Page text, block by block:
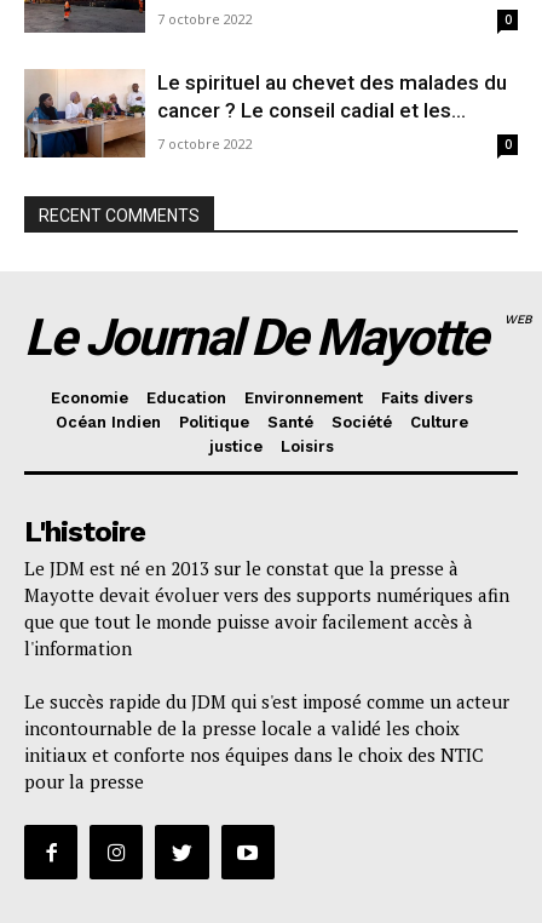
7 octobre 2022 0
Le spirituel au chevet des malades du
cancer ? Le conseil cadial et les...
7 octobre 2022 0
RECENT COMMENTS
Le Journal De Mayotte WEB
Economie Education Environnement
Faits divers
Océan Indien
Politique Santé Société
Culture
justice
Loisirs
L'histoire
Le JDM est né en 2013 sur le constat que la presse à
Mayotte devait évoluer vers des supports numériques afin
que que tout le monde puisse avoir facilement accès à
l'information
Le succès rapide du JDM qui s'est imposé comme un acteur
incontournable de la presse locale a validé les choix
initiaux et conforte nos équipes dans le choix des NTIC
pour la presse